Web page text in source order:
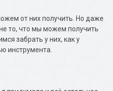
от них получить. Но даже
то, что мы можем получить
забрать у них, как у
инструмента.